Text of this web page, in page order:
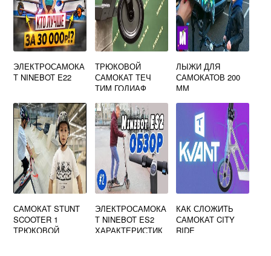
ЭЛЕКТРОСАМОКА
Т NINEBOT E22
ТРЮКОВОЙ
САМОКАТ ТЕЧ
ТИМ ГОЛИАФ
ЛЫЖИ ДЛЯ
САМОКАТОВ 200
ММ
САМОКАТ STUNT
SCOOTER 1
ТРЮКОВОЙ
ЭЛЕКТРОСАМОКА
Т NINEBOT ES2
ХАРАКТЕРИСТИК
КАК СЛОЖИТЬ
САМОКАТ CITY
RIDE